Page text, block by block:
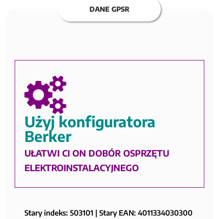
DANE GPSR
Użyj konfiguratora
Berker
UŁATWI CI ON DOBÓR OSPRZĘTU
ELEKTROINSTALACYJNEGO
Stary indeks: 503101 | Stary EAN: 4011334030300